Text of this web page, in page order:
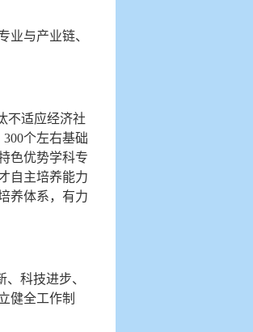
与产业链、
不适应经济社
个左右基础
色优势学科专
自主培养能力
养体系，有力
科技进步、
健全工作制